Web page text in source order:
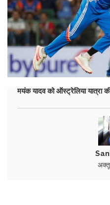
मयंक यादव को ऑस्ट्रेलिया यात्रा